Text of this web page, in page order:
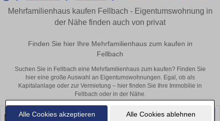
Alle Cookies akzeptieren Alle Cookies ablehnen
Mehrfamilienhaus kaufen Fellbach - Eigentumswohnung in
der Nähe finden auch von privat
Finden Sie hier Ihre Mehrfamilienhaus zum kaufen in
Fellbach
Suchen Sie in Fellbach eine Mehrfamilienhaus zum kaufen? Finden Sie
hier eine große Auswahl an Eigentumswohnungen. Egal, ob als
Kapitalanlage oder zur Vermietung – hier finden Sie Ihre Immobilie in
Fellbach oder in der Nähe.